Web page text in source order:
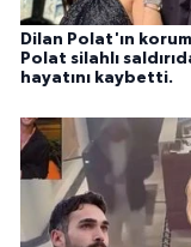
Dilan Polat'ın
Polat silahlı
hayatını kaybetti.